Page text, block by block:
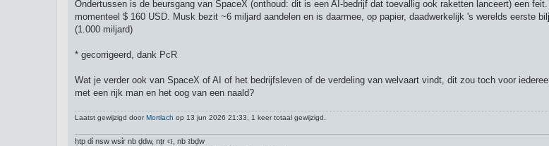
r
i
c
h
Ondertussen is de beursgang van SpaceX (onthoud: dit is een AI-bedrijf dat toevallig ook raketten lanceert) een
momenteel $ 160 USD. Musk bezit ~6 miljard aandelen en is daarmee, op papier, daadwerkelijk 's werelds eerste
(1.000 miljard)
* gecorrigeerd, dank PcR
Wat je verder ook van SpaceX of AI of het bedrijfsleven of de verdeling van welvaart vindt, dit zou toch voor
met een rijk man en het oog van een naald?
Laatst gewijzigd doorMortlach op 13 jun 2026 21:33, 1 keer totaal gewijzigd.
ḥtp dỉ nsw wsỉr nb ḏdw, nṯr ꜥꜣ, nb ꜣbḏw